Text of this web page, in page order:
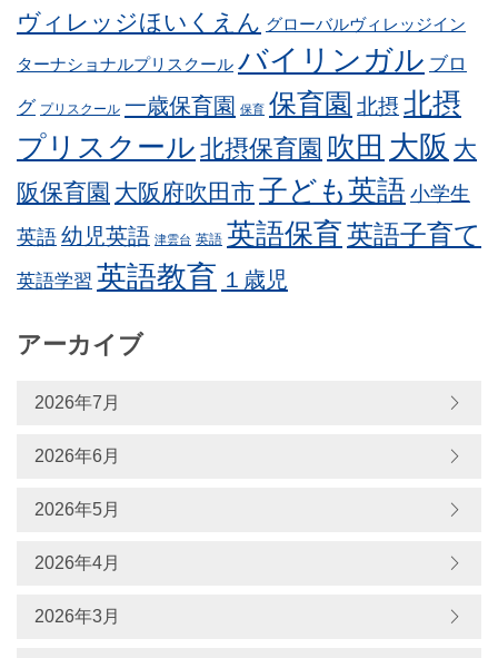
ヴィレッジほいくえん グローバルヴィレッジイン
ターナショナルプリスクール バイリンガル ブロ
グ プリスクール 一歳保育園 保育 保育園 北摂 北摂
プリスクール 北摂保育園 吹田 大阪 大
阪保育園 大阪府吹田市子ども英語 小学生
英語幼児英語 津雲台 英語 英語保育英語子育て
英語学習 英語教育 １歳児
アーカイブ
2026年7月
2026年6月
2026年5月
2026年4月
2026年3月